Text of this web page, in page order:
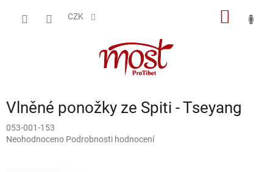
CZK
Vlněné ponožky ze Spiti - Tseyang
053-001-153
Průměrné
Neohodnoceno Podrobnosti hodnocení